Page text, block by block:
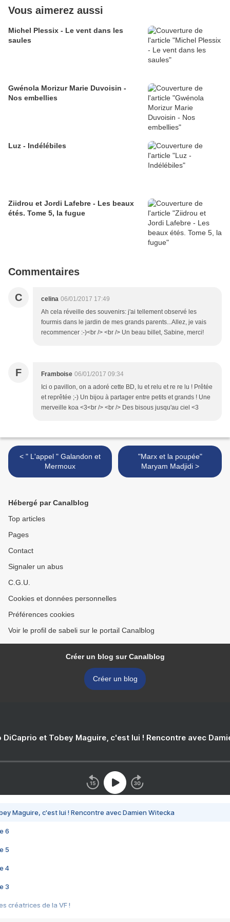
Vous aimerez aussi
Michel Plessix - Le vent dans les
saules
Gwénola Morizur Marie Duvoisin -
Nos embellies
Luz - Indélébiles
Ziidrou et Jordi Lafebre - Les beaux
étés. Tome 5, la fugue
Commentaires
C celina 06/01/2017 17:49
Ah cela réveille des souvenirs: j'ai tellement observé les
fourmis dans le jardin de mes grands parents...Allez, je vais
recommencer :-)<br /> <br /> Un beau billet, Sabine, merci!
F Framboise 06/01/2017 09:34
Ici o pavillon, on a adoré cette BD, lu et relu et re re lu ! Prêtée
et reprêtée ;-) Un bijou à partager entre petits et grands ! Une
merveille koa <3<br /> <br /> Des bisous jusqu'au ciel <3
< " L'appel " Galandon et
Mermoux
"Marx et la poupée"
Maryam Madjidi >
Hébergé par Canalblog
Top articles
Pages
Contact
Signaler un abus
C.G.U.
Cookies et données personnelles
Préférences cookies
Voir le profil de sabeli sur le portail Canalblog
Créer un blog sur Canalblog
Créer un blog
DiCaprio et Tobey Maguire, c'est lui ! Rencontre avec
Maguire, c'est lui ! Rencontre avec Damien Witecka
6
5
4
3
créatrices de la VF !